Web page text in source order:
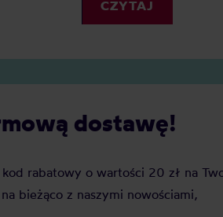
modeli, które zachwycają
CZYTAJ
dostawę!
rabatowy o wartości 20 zł na
bieżąco z naszymi nowościami,